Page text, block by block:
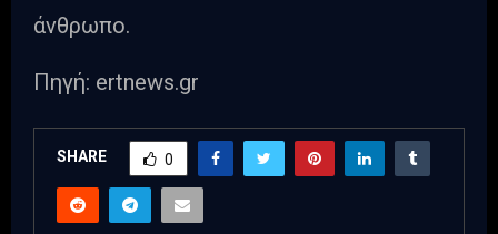
άνθρωπο.
Πηγή: ertnews.gr
SHARE 0